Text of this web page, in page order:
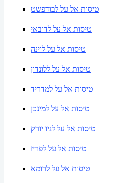
טיסות אל על לבודפשט
טיסות אל על לדובאי
טיסות אל על לוינה
טיסות אל על ללונדון
טיסות אל על למדריד
טיסות אל על למינכן
טיסות אל על לניו יורק
טיסות אל על לפריז
טיסות אל על לרומא